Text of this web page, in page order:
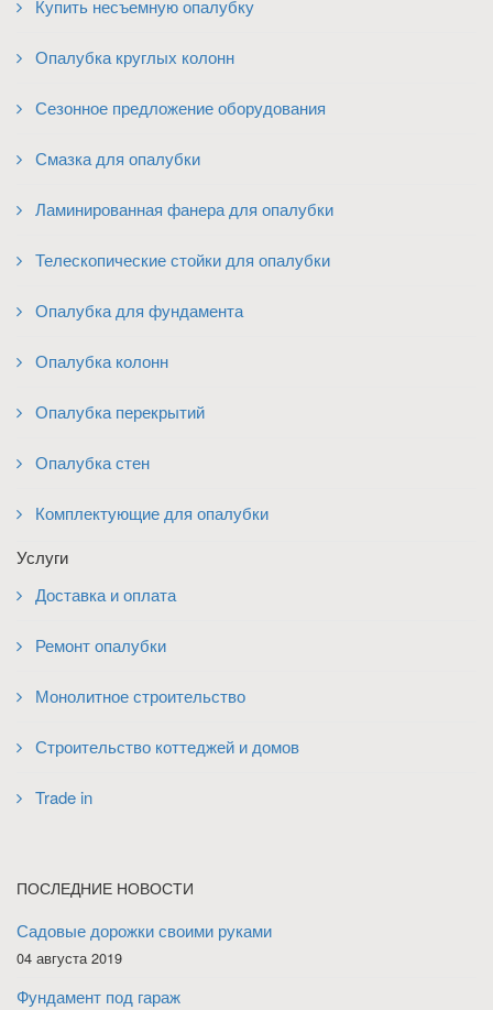
Купить несъемную опалубку
Опалубка круглых колонн
Сезонное предложение оборудования
Смазка для опалубки
Ламинированная фанера для опалубки
Телескопические стойки для опалубки
Опалубка для фундамента
Опалубка колонн
Опалубка перекрытий
Опалубка стен
Комплектующие для опалубки
Услуги
Доставка и оплата
Ремонт опалубки
Монолитное строительство
Строительство коттеджей и домов
Trade in
ПОСЛЕДНИЕ НОВОСТИ
Садовые дорожки своими руками
04 августа 2019
Фундамент под гараж